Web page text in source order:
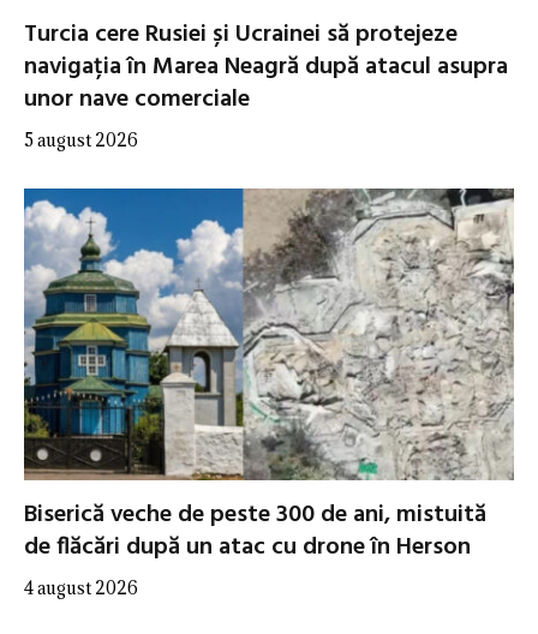
Turcia cere Rusiei și Ucrainei să protejeze
navigația în Marea Neagră după atacul asupra
unor nave comerciale
5 august 2026
Biserică veche de peste 300 de ani, mistuită
de flăcări după un atac cu drone în Herson
4 august 2026